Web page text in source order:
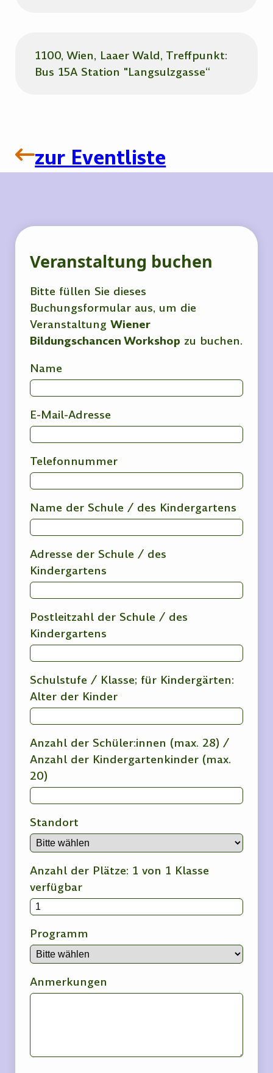
1100, Wien, Laaer Wald, Treffpunkt:
Bus 15A Station "Langsulzgasse“
zur Eventliste
Veranstaltung buchen
Bitte füllen Sie dieses
Buchungsformular aus, um die
VeranstaltungWiener
Bildungschancen Workshop zu buchen.
Name
E-Mail-Adresse
Telefonnummer
Name der Schule / des Kindergartens
Adresse der Schule / des
Kindergartens
Postleitzahl der Schule / des
Kindergartens
Schulstufe / Klasse; für Kindergärten:
Alter der Kinder
Anzahl der Schüler:innen (max. 28) /
Anzahl der Kindergartenkinder (max.
20)
Standort
Anzahl der Plätze: 1 von 1 Klasse
verfügbar
Programm
Anmerkungen